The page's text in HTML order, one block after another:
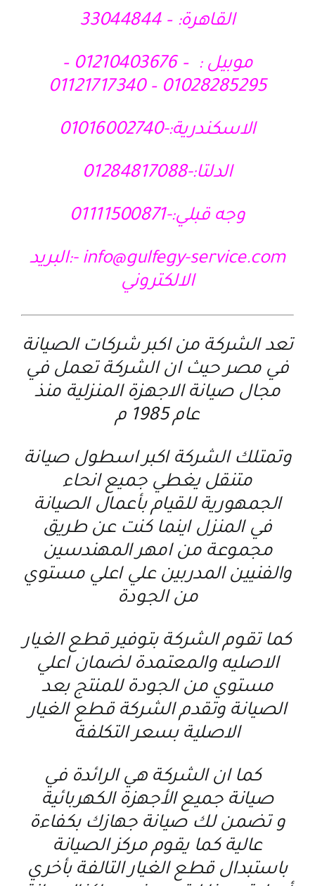
القاهرة: – 33044844
موبيل : – 01210403676 –
01028285295 – 01121717340
الاسكندرية:-01016002740
الدلتا:-01284817088
وجه قبلي:-01111500871
info@gulfegy-service.com -:البريد
الالكتروني
تعد الشركة من اكبر شركات الصيانة
في مصر حيث ان الشركة تعمل في
مجال صيانة الاجهزة المنزلية منذ
عام 1985 م
وتمتلك الشركة اكبر اسطول صيانة
متنقل يغطي جميع انحاء
الجمهورية للقيام بأعمال الصيانة
في المنزل اينما كنت عن طريق
مجموعة من امهر المهندسين
والفنيين المدربين علي اعلي مستوي
من الجودة
كما تقوم الشركة بتوفير قطع الغيار
الاصليه والمعتمدة لضمان اعلي
مستوي من الجودة للمنتج بعد
الصيانة وتقدم الشركة قطع الغيار
الاصلية بسعر التكلفة
كما ان الشركة هي الرائدة في
صيانة جميع الأجهزة الكهربائية
و تضمن لك صيانة جهازك بكفاءة
عالية كما يقوم مركز الصيانة
باستبدال قطع الغيار التالفة بأخري